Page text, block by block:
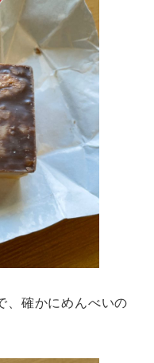
、確かにめんべいの